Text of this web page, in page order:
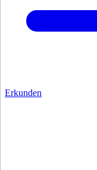
Erkunden